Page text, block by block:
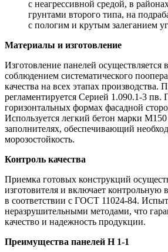
с неагрессивной средой, в
грунтами второго типа, на
с пологим и крутым залеганием
Материалы и изготовление
Изготовление панелей осуществляется
соблюдением систематического
качества на всех этапах производства.
регламентируется Серией 1.090.1-3
горизонтальных формах фасадной
Используется легкий бетон марки
заполнителях, обеспечивающий
морозостойкость.
Контроль качества
Приемка готовых конструкций
изготовителя и включает
в соответствии с ГОСТ 11024-84.
неразрушительными методами, что
качество и надежность продукции.
Преимущества панелей Н 1-1